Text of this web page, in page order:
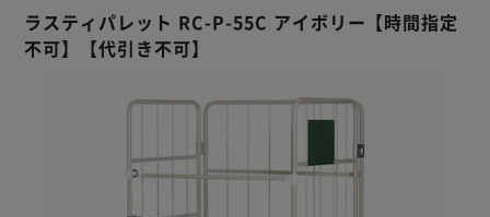
ラスティパレット RC-P-55C アイボリー【時間指定
不可】【代引き不可】
カートに入れる 購入手続きへ